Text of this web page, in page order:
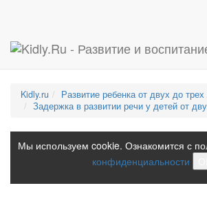
Kidly.ru
Развитие ребенка от двух до трех
Задержка в развитии речи у детей от
Мы используем cookie. Ознакомится с
конфиденциальности